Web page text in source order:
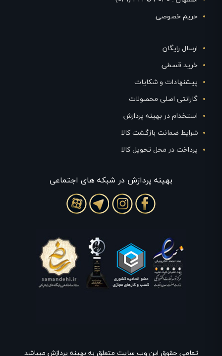
حریم خصوصی
ارسال رایگان
خرید قسطی
پیشنهادات و شکایات
گارانتی اصلی محصولات
استخدام در بهینه پردازش
شرایط ضمانت بازگشت کالا
پرداخت در محل تحویل کالا
بهينه پردازش در شبکه های اجتماعی
تمامی حقوق این وب سایت متعلق به بهینه پردازش میباشد